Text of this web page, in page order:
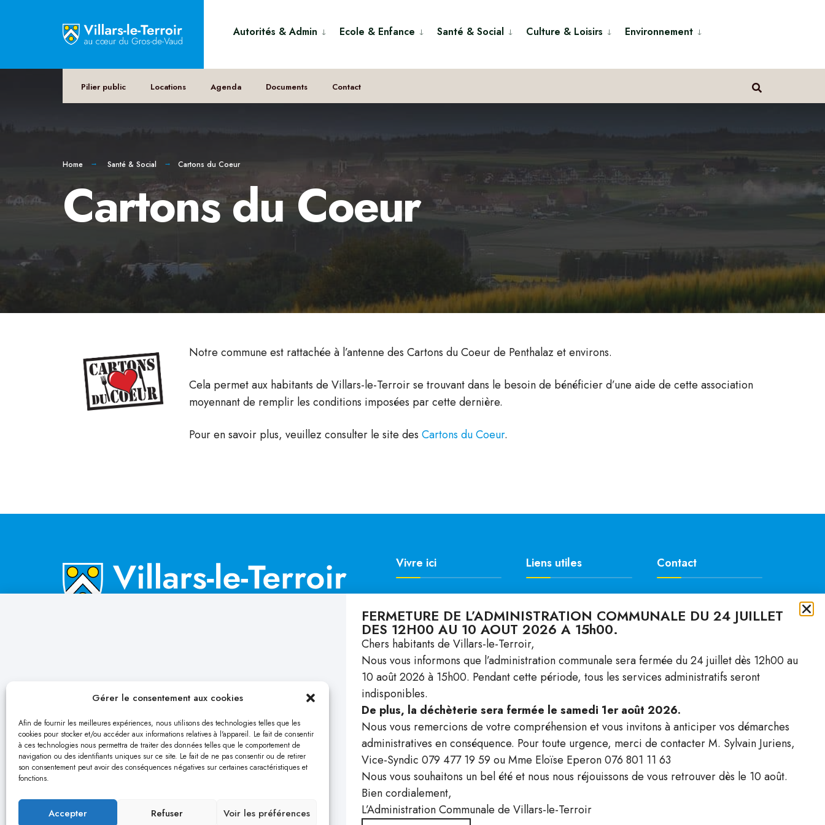
Gérer le consentement aux cookies
Afin de fournir les meilleures expériences, nous utilisons des technologies telles que les
cookies pour stocker et/ou accéder aux informations relatives à l'appareil. Le fait de consentir
à ces technologies nous permettra de traiter des données telles que le comportement de
navigation ou des identifiants uniques sur ce site. Le fait de ne pas consentir ou de retirer
son consentement peut avoir des conséquences négatives sur certaines caractéristiques et
fonctions.
Accepter Refuser Voir les préférences
Autorités & Admin Ecole & Enfance Santé & Social Culture & Loisirs Environnement
Pilier public Locations Agenda Documents Contact
Home Santé & Social Cartons du Coeur
Cartons du Coeur
Notre commune est rattachée à l’antenne des Cartons du Coeur de Penthalaz et environs.
Cela permet aux habitants de Villars-le-Terroir se trouvant dans le besoin de bénéficier d’une aide de cette association
moyennant de remplir les conditions imposées par cette dernière.
Pour en savoir plus, veuillez consulter le site des Cartons du Coeur.
Vivre ici
Ecole & Enfance
Santé & Social
Culture & Loisirs
Environnement
Liens utiles
Actualités & Annonces
Histoire
Documents
Contact
Contact
1040 Villars-le-Terroir
Ma: 14h00 – 16h00
Je: 8h00 – 11h00
au coeur du Gros-de-Vaud
POLITIQUE DE COOKIES DÉCLARATION DE CONFIDENTIALITÉ AVERTISSEMENT DOCUMENTS
FERMETURE DE L’ADMINISTRATION COMMUNALE DU 24 JUILLET
DES 12H00 AU 10 AOUT 2026 A 15h00.
Chers habitants de Villars-le-Terroir,
Nous vous informons que l’administration communale sera fermée du 24 juillet dès 12h00 au
10 août 2026 à 15h00. Pendant cette période, tous les services administratifs seront
indisponibles.
De plus, la déchèterie sera fermée le samedi 1er août 2026.
Nous vous remercions de votre compréhension et vous invitons à anticiper vos démarches
administratives en conséquence. Pour toute urgence, merci de contacter M. Sylvain Juriens,
Vice-Syndic 079 477 19 59 ou Mme Eloïse Eperon 076 801 11 63
Nous vous souhaitons un bel été et nous nous réjouissons de vous retrouver dès le 10 août.
Bien cordialement,
L’Administration Communale de Villars-le-Terroir